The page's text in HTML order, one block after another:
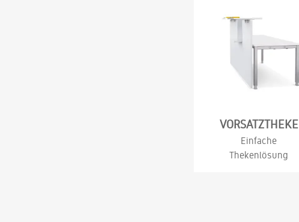
VORSATZTHEKE
Einfache
Thekenlösung